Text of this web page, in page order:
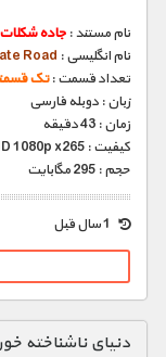
نام مستند : جاده شکلات
نام انگلیسی : Road
تعداد قسمت :تک
زبان : دوبله فارسی
زمان : 43 دقیقه
کیفیت : HD 1080p x265 (فوق العاده)
حجم : 295 مگابایت
دنیای ناشناخته